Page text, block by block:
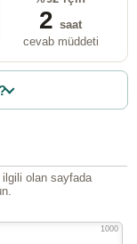
2 saat
cevab müddeti
ilgili olan sayfada
1000